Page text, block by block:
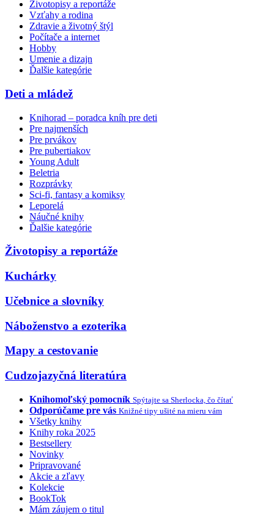
Životopisy a reportáže
Vzťahy a rodina
Zdravie a životný štýl
Počítače a internet
Hobby
Umenie a dizajn
Ďalšie kategórie
Deti a mládež
Knihorad – poradca kníh pre deti
Pre najmenších
Pre prvákov
Pre pubertiakov
Young Adult
Beletria
Rozprávky
Sci-fi, fantasy a komiksy
Leporelá
Náučné knihy
Ďalšie kategórie
Životopisy a reportáže
Kuchárky
Učebnice a slovníky
Náboženstvo a ezoterika
Mapy a cestovanie
Cudzojazyčná literatúra
Knihomoľský pomocník Spýtajte sa Sherlocka, čo čítať
Odporúčame pre vás Knižné tipy ušité na mieru vám
Všetky knihy
Knihy roka 2025
Bestsellery
Novinky
Pripravované
Akcie a zľavy
Kolekcie
BookTok
Mám záujem o titul